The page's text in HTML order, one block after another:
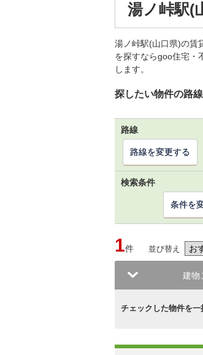
湯ノ峠駅(
湯ノ峠駅(山口県)の賃
を探すならgoo住宅・
します。
探したい物件の路
路線
路線を変更する
検索条件
条件を
1件 並び替え
建物
チェックした物件を一